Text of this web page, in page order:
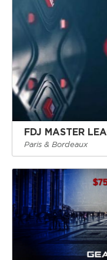
FDJ MASTER
Paris & Bordeaux